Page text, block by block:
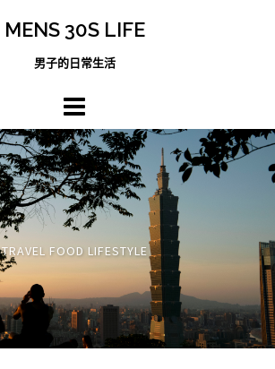
MENS 30S LIFE
男子的日常生活
TRAVEL FOOD LIFESTYLE